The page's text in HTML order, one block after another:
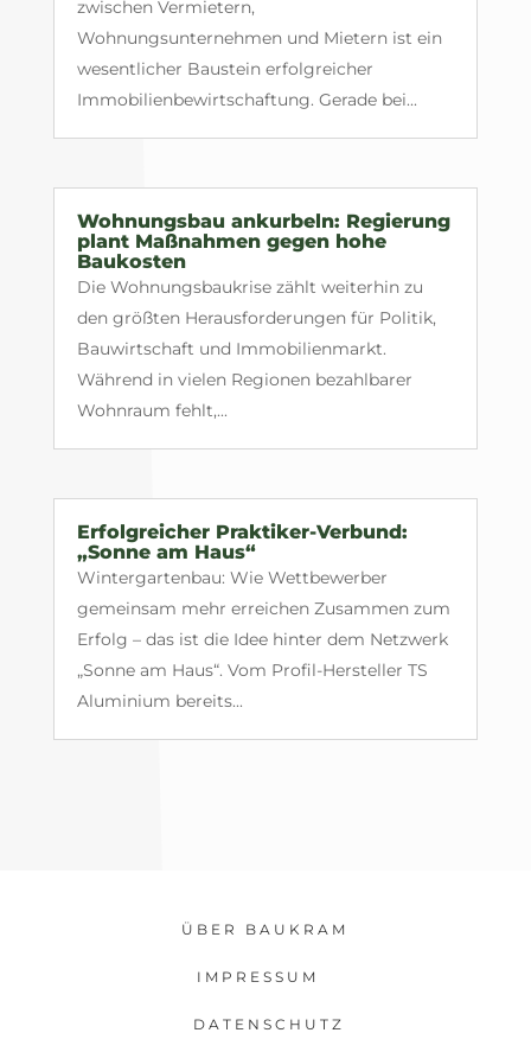
zwischen Vermietern,
Wohnungsunternehmen und Mietern ist ein
wesentlicher Baustein erfolgreicher
Immobilienbewirtschaftung. Gerade bei...
Wohnungsbau ankurbeln: Regierung
plant Maßnahmen gegen hohe
Baukosten
Die Wohnungsbaukrise zählt weiterhin zu
den größten Herausforderungen für Politik,
Bauwirtschaft und Immobilienmarkt.
Während in vielen Regionen bezahlbarer
Wohnraum fehlt,...
Erfolgreicher Praktiker-Verbund:
„Sonne am Haus“
Wintergartenbau: Wie Wettbewerber
gemeinsam mehr erreichen Zusammen zum
Erfolg – das ist die Idee hinter dem Netzwerk
„Sonne am Haus“. Vom Profil-Hersteller TS
Aluminium bereits...
ÜBER BAUKRAM
IMPRESSUM
DATENSCHUTZ